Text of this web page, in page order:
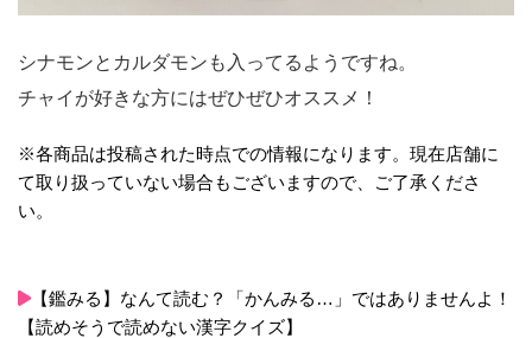
シナモンとカルダモンも入ってるようですね。
チャイが好きな方にはぜひぜひオススメ！
※各商品は投稿された時点での情報になります。現在店舗に
て取り扱っていない場合もございますので、ご了承くださ
い。
【鑑みる】なんて読む？「かんみる…」ではありませんよ！
【読めそうで読めない漢字クイズ】